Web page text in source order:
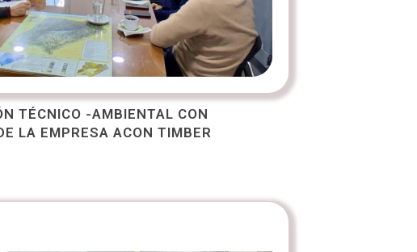
TÉCNICO -AMBIENTAL CON
LA EMPRESA ACON TIMBER